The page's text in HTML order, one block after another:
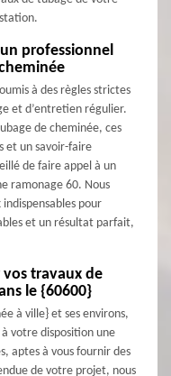
professionnel
à des règles strictes
et d’entretien régulier.
de cheminée, ces
et un savoir-faire
de faire appel à un
ramonage 60. Nous
pour
et un résultat parfait,
travaux de
le {60600}
à ville} et ses environs,
votre disposition une
aptes à vous fournir des
de votre projet, nous